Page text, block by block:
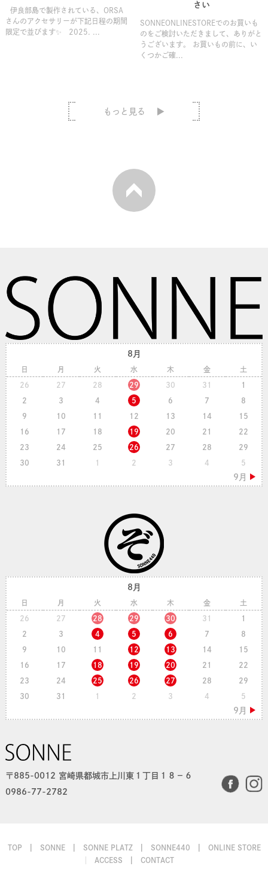
伊良部島で製作されている、ORSA
さんのアクセサリーが下記日程の期間
限定で並びます✨ 2025. ...
さい
SONNEONLINESTOREでのお買いも
のをご検討いただきまして、ありがと
うございます。 お買いもの前に、い
くつかご確...
もっと見る
8月
日 月 火 水 木 金 土
26 27 28 29 30 31 1
2 3 4 5 6 7 8
9 10 11 12 13 14 15
16 17 18 19 20 21 22
23 24 25 26 27 28 29
30 31 1 2 3 4 5
8月
日 月 火 水 木 金 土
26 27 28 29 30 31 1
2 3 4 5 6 7 8
9 10 11 12 13 14 15
16 17 18 19 20 21 22
23 24 25 26 27 28 29
30 31 1 2 3 4 5
〒885-0012 宮崎県都城市上川東１丁目１８−６
0986-77-2782
TOP SONNE SONNE PLATZ SONNE440
ONLINE STORE
ACCESS
CONTACT